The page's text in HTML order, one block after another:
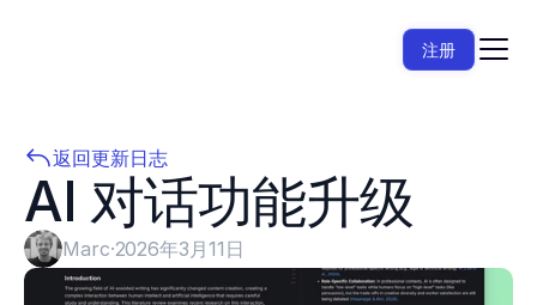
返回更新日志
AI 对话功能升级
Marc·2026年3月11日
注册